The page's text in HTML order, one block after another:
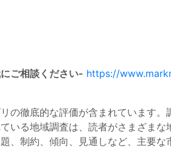
ご相談ください- https://
の徹底的な評価が含まれています
いる地域調査は、読者がさまざま
、制約、傾向、見通しなど、主要な